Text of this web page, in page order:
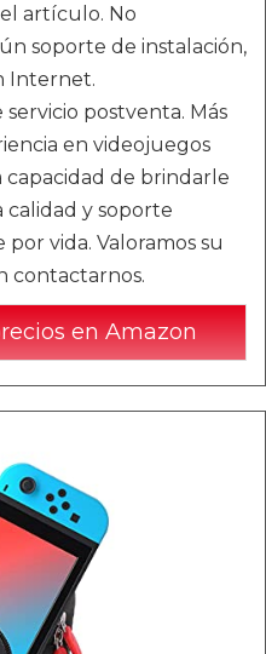
artículo. No
soporte de instalación,
Internet.
postventa. Más
en videojuegos
de brindarle
y soporte
vida. Valoramos su
contactarnos.
en Amazon